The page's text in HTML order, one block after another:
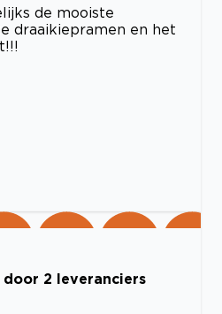
de mooiste
draaikiepramen en het
2 leveranciers